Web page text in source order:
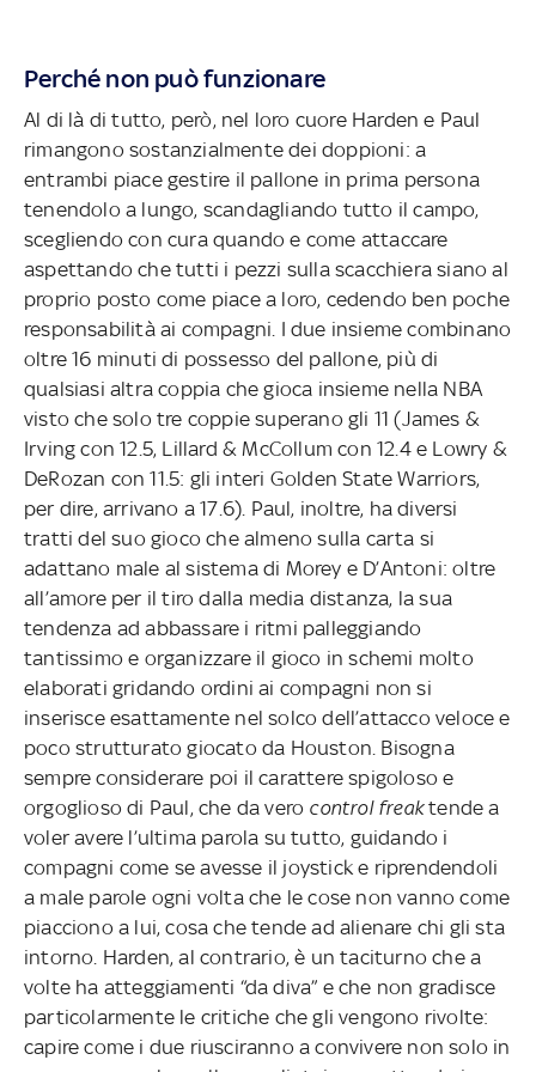
Perché non può funzionare
Al di là di tutto, però, nel loro cuore Harden e Paul
rimangono sostanzialmente dei doppioni: a
entrambi piace gestire il pallone in prima persona
tenendolo a lungo, scandagliando tutto il campo,
scegliendo con cura quando e come attaccare
aspettando che tutti i pezzi sulla scacchiera siano al
proprio posto come piace a loro, cedendo ben poche
responsabilità ai compagni. I due insieme combinano
oltre 16 minuti di possesso del pallone, più di
qualsiasi altra coppia che gioca insieme nella NBA
visto che solo tre coppie superano gli 11 (James &
Irving con 12.5, Lillard & McCollum con 12.4 e Lowry &
DeRozan con 11.5: gli interi Golden State Warriors,
per dire, arrivano a 17.6). Paul, inoltre, ha diversi
tratti del suo gioco che almeno sulla carta si
adattano male al sistema di Morey e D’Antoni: oltre
all’amore per il tiro dalla media distanza, la sua
tendenza ad abbassare i ritmi palleggiando
tantissimo e organizzare il gioco in schemi molto
elaborati gridando ordini ai compagni non si
inserisce esattamente nel solco dell’attacco veloce e
poco strutturato giocato da Houston. Bisogna
sempre considerare poi il carattere spigoloso e
orgoglioso di Paul, che da vero control freaktende a
voler avere l’ultima parola su tutto, guidando i
compagni come se avesse il joystick e riprendendoli
a male parole ogni volta che le cose non vanno come
piacciono a lui, cosa che tende ad alienare chi gli sta
intorno. Harden, al contrario, è un taciturno che a
volte ha atteggiamenti “da diva” e che non gradisce
particolarmente le critiche che gli vengono rivolte:
capire come i due riusciranno a convivere non solo in